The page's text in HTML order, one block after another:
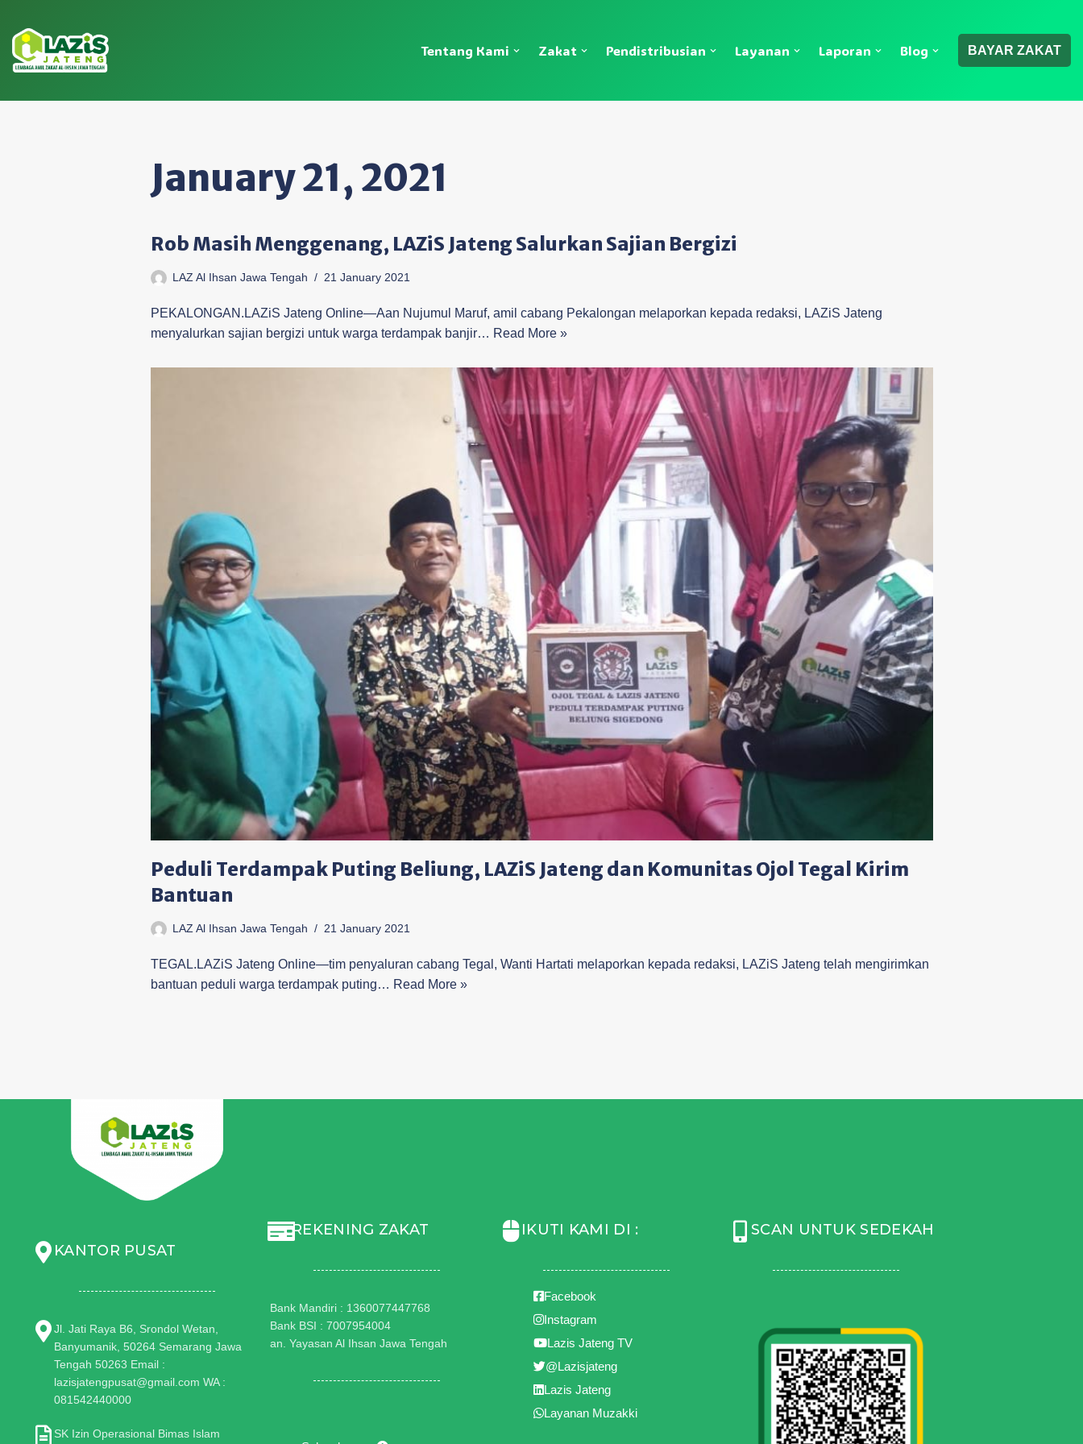
Skip
to
Tentang Kami Zakat Pendistribusian Layanan Laporan Blog BAYAR ZAKAT
January 21, 2021
Rob Masih Menggenang, LAZiS Jateng Salurkan Sajian Bergizi
LAZ Al Ihsan Jawa Tengah 21 January 2021
PEKALONGAN.LAZiS Jateng Online—Aan Nujumul Maruf, amil cabang Pekalongan melaporkan kepada redaksi, LAZiS Jateng
menyalurkan sajian bergizi untuk warga terdampak banjir… Read More »
Peduli Terdampak Puting Beliung, LAZiS Jateng dan Komunitas Ojol Tegal Kirim
Bantuan
LAZ Al Ihsan Jawa Tengah 21 January 2021
TEGAL.LAZiS Jateng Online—tim penyaluran cabang Tegal, Wanti Hartati melaporkan kepada redaksi, LAZiS Jateng telah mengirimkan
bantuan peduli warga terdampak puting… Read More »
KANTOR PUSAT
Jl. Jati Raya B6, Srondol Wetan,
Banyumanik, 50264 Semarang Jawa
Tengah 50263 Email :
lazisjatengpusat@gmail.com WA :
081542440000
SK Izin Operasional Bimas Islam
REKENING ZAKAT
Bank Mandiri : 1360077447768
Bank BSI : 7007954004
an. Yayasan Al Ihsan Jawa Tengah
IKUTI KAMI DI :
Facebook
Instagram
Lazis Jateng TV
@Lazisjateng
Lazis Jateng
Layanan Muzakki
SCAN UNTUK SEDEKAH